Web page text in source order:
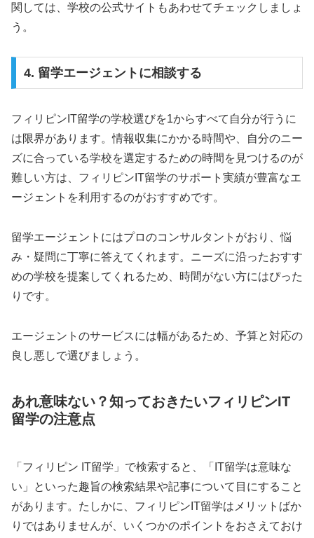
関しては、学校の公式サイトもあわせてチェックしましょ
う。
4. 留学エージェントに相談する
フィリピンIT留学の学校選びを1からすべて自分が行うに
は限界があります。情報収集にかかる時間や、自分のニー
ズに合っている学校を選定するための時間を見つけるのが
難しい方は、フィリピンIT留学のサポート実績が豊富なエ
ージェントを利用するのがおすすめです。
留学エージェントにはプロのコンサルタントがおり、悩
み・疑問に丁寧に答えてくれます。ニーズに沿ったおすす
めの学校を提案してくれるため、時間がない方にはぴった
りです。
エージェントのサービスには幅があるため、予算と対応の
良し悪しで選びましょう。
あれ意味ない？知っておきたいフィリピンIT
留学の注意点
「フィリピン IT留学」で検索すると、「IT留学は意味な
い」といった趣旨の検索結果や記事について目にすること
があります。たしかに、フィリピンIT留学はメリットばか
りではありませんが、いくつかのポイントをおさえておけ